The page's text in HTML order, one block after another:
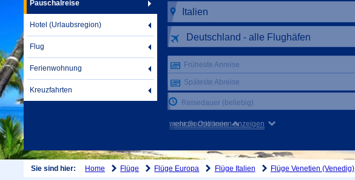
Pauschalreise
Hotel (Urlaubsregion)
Flug
Ferienwohnung
Kreuzfahrten
Deutschland - alle Flughäfen
Früheste Anreise
Späteste Abreise
Reisedauer (beliebig)
mehr Suchkriterien anzeigen
weniger Optionen
Sie sind hier: Home Flüge Flüge Europa Flüge Italien Flüge Venetien (Venedig)